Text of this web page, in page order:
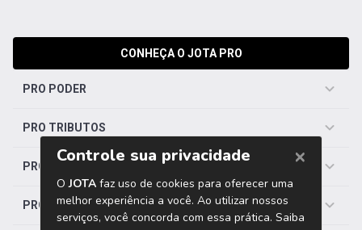
CONHEÇA O JOTA PRO
PRO PODER
PRO TRIBUTOS
PRO TRABALHISTA
PRO SAÚDE